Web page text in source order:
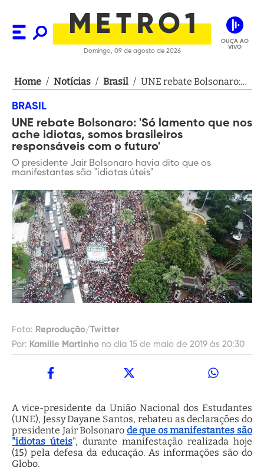
Domingo, 09 de agosto de 2026
OUÇA AO
VIVO
Home / Notícias / Brasil / UNE rebate Bolsonaro:
brasileiros responsáveis
com o futuro'
BRASIL
UNE rebate Bolsonaro: 'Só lamento que nos
ache idiotas, somos brasileiros
responsáveis com o futuro'
O presidente Jair Bolsonaro havia dito que os
manifestantes são "idiotas úteis"
Foto: Reprodução/Twitter
Por: Kamille Martinho no dia 15 de maio de 2019 às 20:30
A vice-presidente da União Nacional dos Estudantes
(UNE), Jessy Dayane Santos, rebateu as declarações do
presidente Jair Bolsonaro de que os manifestantes são
"idiotas úteis", durante manifestação realizada hoje
(15) pela defesa da educação. As informações são do
Globo.